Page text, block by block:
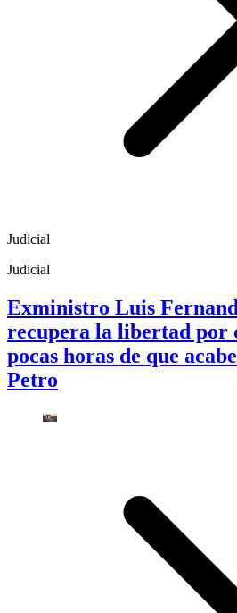
Judicial
Judicial
Exministro Luis
recupera la libertad por
pocas horas de que
Petro